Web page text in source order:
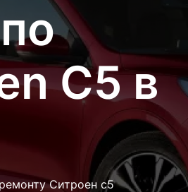
C5 в
Ситроен с5